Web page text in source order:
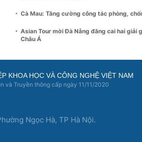
Cà Mau: Tăng cường công tác phòng,
Asian Tour mời Đà Nẵng đăng cai hai giải
Châu Á
KHOA HỌC VÀ CÔNG NGHỆ VIỆT NAM
và Truyền thông cấp ngày 11/11/2020
Ngọc Hà, TP Hà Nội.